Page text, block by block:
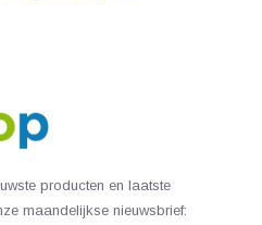
producten en laatste
maandelijkse nieuwsbrief: